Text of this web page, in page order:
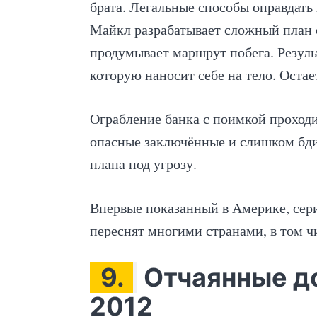
брата. Легальные способы
Майкл разрабатывает сложный
продумывает маршрут побега.
которую наносит себе на тело.
Ограбление банка с поимкой
опасные заключённые и слишком
плана под угрозу.
Впервые показанный в Америке,
переснят многими странами, в том
9.
Отчаянные
2012